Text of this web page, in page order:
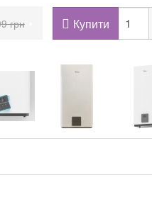
грн Купити